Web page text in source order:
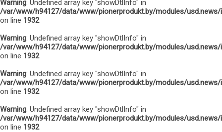
Warning: Undefined array key "showDtlInfo" in
/var/www/h94127/data/www/pionerprodukt.by/modules/usd.news/
on line 1932
Warning: Undefined array key "showDtlInfo" in
/var/www/h94127/data/www/pionerprodukt.by/modules/usd.news/
on line 1932
Warning: Undefined array key "showDtlInfo" in
/var/www/h94127/data/www/pionerprodukt.by/modules/usd.news/
on line 1932
Warning: Undefined array key "showDtlInfo" in
/var/www/h94127/data/www/pionerprodukt.by/modules/usd.news/
on line 1932